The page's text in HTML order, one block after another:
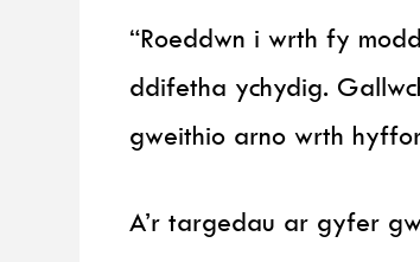
“Roeddwn i wrth fy
ddifetha ychydig.
gweithio arno wrth
A’r targedau ar gyfer